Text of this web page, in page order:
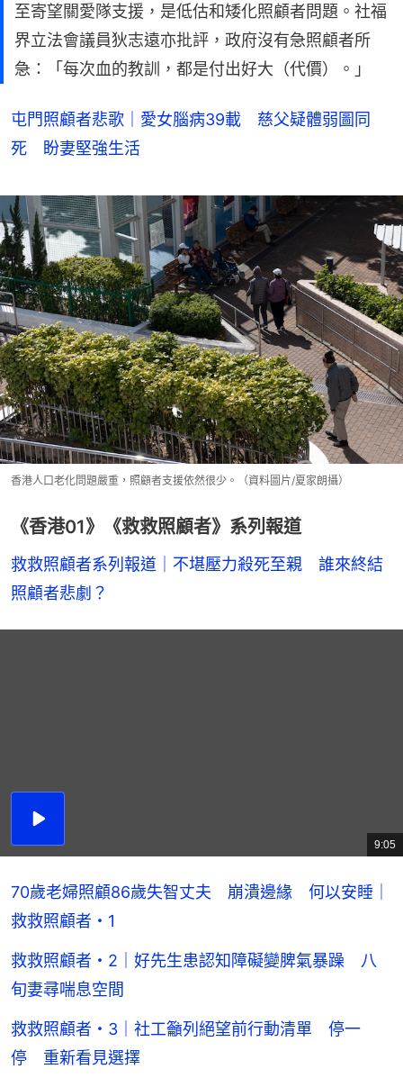
至寄望關愛隊支援，是低估和矮化照顧者問題。社福
界立法會議員狄志遠亦批評，政府沒有急照顧者所
急：「每次血的教訓，都是付出好大（代價）。」
屯門照顧者悲歌｜愛女腦病39載 慈父疑體弱圖同
死 盼妻堅強生活
香港人口老化問題嚴重，照顧者支援依然很少。（資料圖片/夏家朗攝）
《香港01》《救救照顧者》系列報道
救救照顧者系列報道｜不堪壓力殺死至親　誰來終結
照顧者悲劇？
播
總
共
9:05
70歲老婦照顧86歲失智丈夫 崩潰邊緣 何以安睡｜
救救照顧者・1
救救照顧者・2｜好先生患認知障礙變脾氣暴躁 八
旬妻尋喘息空間
救救照顧者・3｜社工籲列絕望前行動清單 停一
停 重新看見選擇